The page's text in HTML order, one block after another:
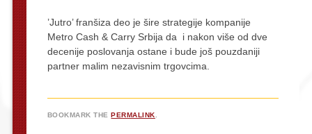
’Jutro’ franšiza deo je šire strategije kompanije
Metro Cash & Carry Srbija da i nakon više od dve
decenije poslovanja ostane i bude još pouzdaniji
partner malim nezavisnim trgovcima.
BOOKMARK THEPERMALINK